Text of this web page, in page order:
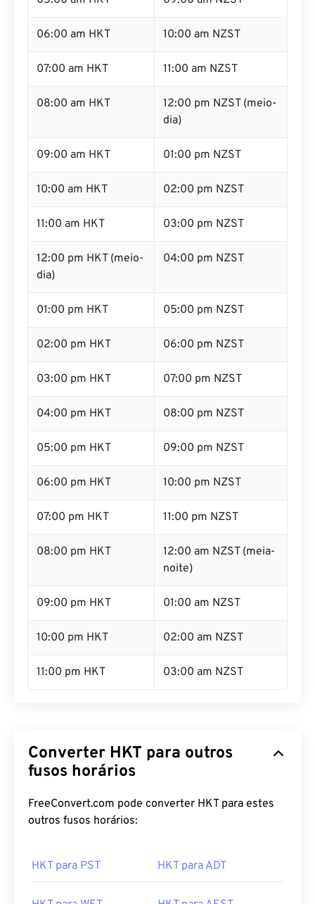
06:00 am HKT 10:00 am NZST
07:00 am HKT 11:00 am NZST
08:00 am HKT
12:00 pm NZST (meio-
dia)
09:00 am HKT 01:00 pm NZST
10:00 am HKT 02:00 pm NZST
11:00 am HKT 03:00 pm NZST
12:00 pm HKT (meio-
dia)
04:00 pm NZST
01:00 pm HKT 05:00 pm NZST
02:00 pm HKT 06:00 pm NZST
03:00 pm HKT 07:00 pm NZST
04:00 pm HKT 08:00 pm NZST
05:00 pm HKT 09:00 pm NZST
06:00 pm HKT 10:00 pm NZST
07:00 pm HKT 11:00 pm NZST
08:00 pm HKT
12:00 am NZST (meia-
noite)
09:00 pm HKT 01:00 am NZST
10:00 pm HKT 02:00 am NZST
11:00 pm HKT 03:00 am NZST
Converter HKT para outros
fusos horários
FreeConvert.com pode converter HKT para estes
outros fusos horários:
HKT para PST HKT para ADT